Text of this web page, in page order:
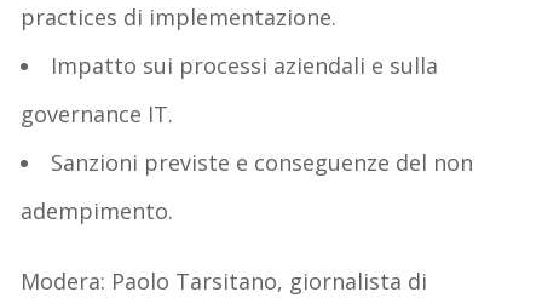
practices di implementazione.
Impatto sui processi aziendali e sulla
governance IT.
Sanzioni previste e conseguenze del non
adempimento.
Modera: Paolo Tarsitano, giornalista di